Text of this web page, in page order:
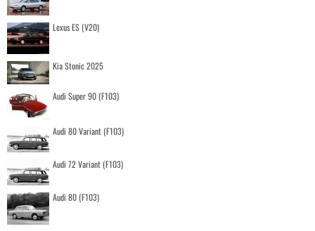
Lexus ES (V20)
Kia Stonic 2025
Audi Super 90 (F103)
Audi 80 Variant (F103)
Audi 72 Variant (F103)
Audi 80 (F103)